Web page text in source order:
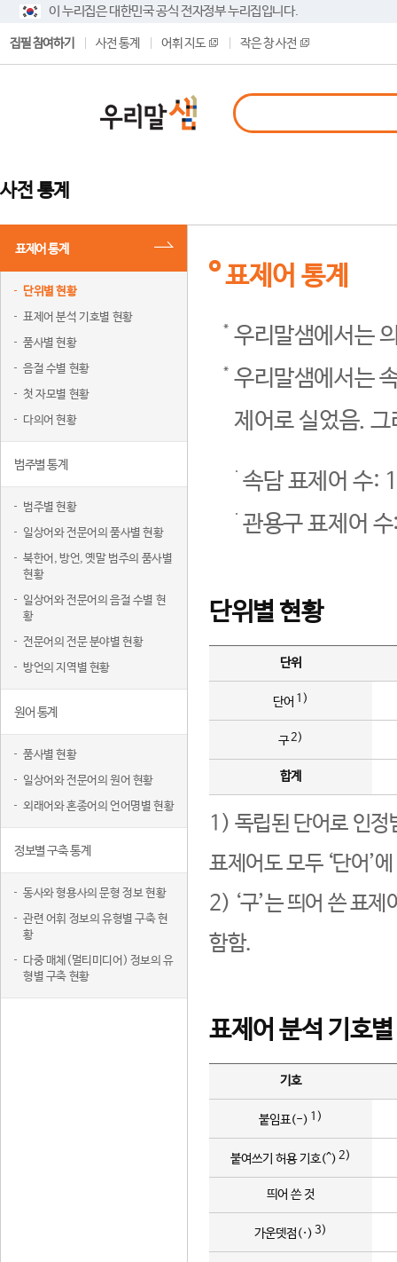
이 누리집은 대한민국 공식 전자정부 누리집입니다.
집필 참여하기 사전 통계 어휘 지도 작은 창 사전
사전 통계
표제어 통계
단위별 현황
표제어 분석 기호별 현황
품사별 현황
음절 수별 현황
첫 자모별 현황
다의어 현황
범주별 통계
범주별 현황
일상어와 전문어의 품사별 현황
북한어, 방언, 옛말 범주의 품사별
현황
일상어와 전문어의 음절 수별 현
황
전문어의 전문 분야별 현황
방언의 지역별 현황
원어 통계
품사별 현황
일상어와 전문어의 원어 현황
외래어와 혼종어의 언어명별 현황
정보별 구축 통계
동사와 형용사의 문형 정보 현황
관련 어휘 정보의 유형별 구축 현
황
다중 매체(멀티미디어) 정보의 유
형별 구축 현황
표제어 통계
우리말샘에서는
우리말샘에서는
제어로 실었음.
속담 표제어 수:
관용구 표제어
단위별 현황
단위
단어 1)
구2)
합계
1) 독립된 단어로 인정
표제어도 모두 ‘단어’
2) ‘구’는 띄어 쓴 표
함함.
표제어 분석 기호
기호
붙임표(-) 1)
붙여쓰기 허용 기호(^) 2)
띄어 쓴 것
가운뎃점(·) 3)